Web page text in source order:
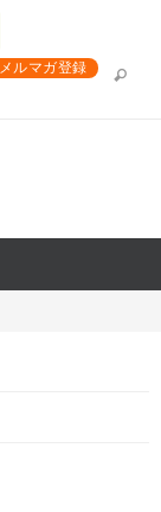
メルマガ登録